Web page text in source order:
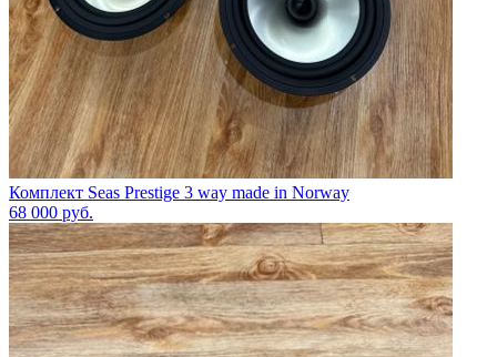
Комплект Seas Prestige 3 way made in Norway
68 000 руб.